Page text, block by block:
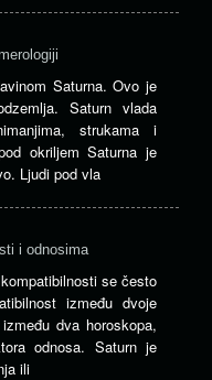
Saturna. Ovo je
Saturn vlada
strukama i
okriljem Saturna je
Ljudi pod vla
i odnosima
se često
između dvoje
dva horoskopa,
odnosa. Saturn je
ili